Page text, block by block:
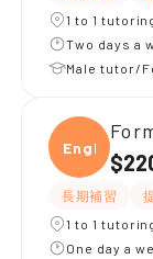
1 to 1
Two days a
Male tutor/
Engli
長期補習
1 to 1
One day a